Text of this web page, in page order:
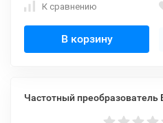
К сравнению
В корзину
Частотный преобразователь